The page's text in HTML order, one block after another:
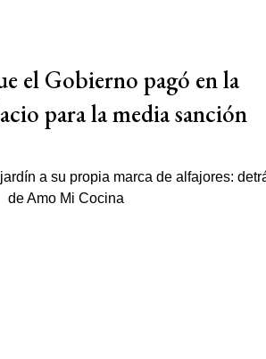
el Gobierno pagó en la
para la media sanción